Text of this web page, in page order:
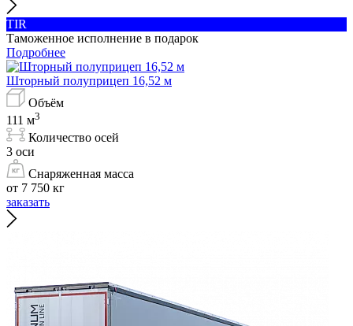
TIR
Таможенное исполнение в подарок
Подробнее
Шторный полуприцеп 16,52 м
Объём
111 м3
Количество осей
3 оси
Снаряженная масса
от 7 750 кг
заказать